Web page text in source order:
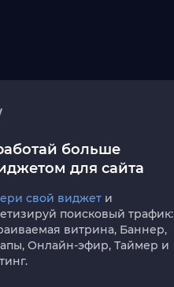
больше
для сайта
свой виджет и
поисковый трафик:
витрина, Баннер,
Онлайн-эфир, Таймер и